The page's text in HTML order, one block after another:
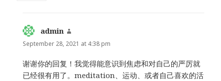
admin
September 28, 2021 at 4:38 pm
谢谢你的回复！我觉得能意识到焦虑和对自己的严厉就
已经很有用了。meditation、运动、或者自己喜欢的活